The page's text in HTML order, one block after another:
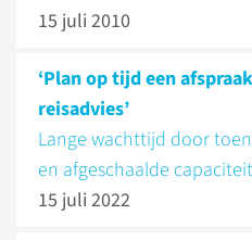
15 juli 2010
‘Plan op tijd een
reisadvies’
Lange wachttijd door
en afgeschaalde capaciteit
15 juli 2022